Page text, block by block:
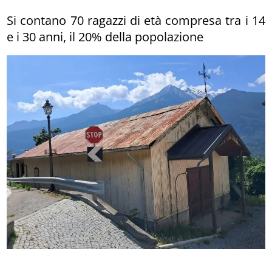
Si contano 70 ragazzi di età compresa tra i 14
e i 30 anni, il 20% della popolazione